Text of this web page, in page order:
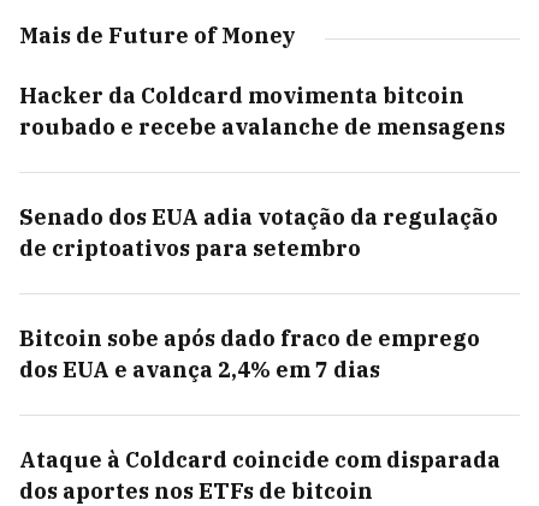
Mais de Future of Money
Hacker da Coldcard movimenta bitcoin
roubado e recebe avalanche de mensagens
Senado dos EUA adia votação da regulação
de criptoativos para setembro
Bitcoin sobe após dado fraco de emprego
dos EUA e avança 2,4% em 7 dias
Ataque à Coldcard coincide com disparada
dos aportes nos ETFs de bitcoin